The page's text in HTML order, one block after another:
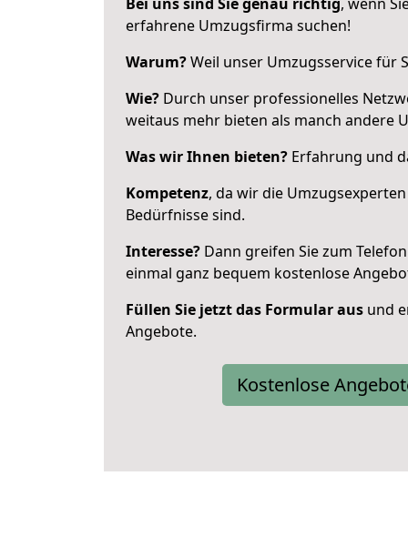
erfahrene Umzugsfirma suchen!
Warum?Weil unser Umzugsservice für
Wie? Durch unser professionelles
weitaus mehr bieten als manch andere
Was wir Ihnen bieten? Erfahrung und
Kompetenz, da wir die
Bedürfnisse sind.
Interesse? Dann greifen Sie zum
einmal ganz bequem kostenlose
Füllen Sie jetzt das Formular aus und
Angebote.
Kostenlose